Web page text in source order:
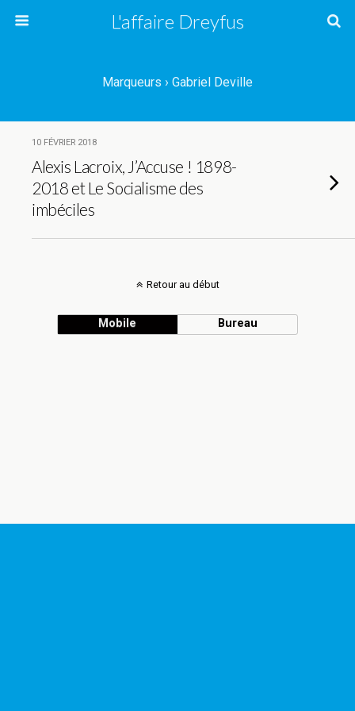
L'affaire Dreyfus
Marqueurs › Gabriel Deville
10 FÉVRIER 2018
Alexis Lacroix, J’Accuse ! 1898-
2018 et Le Socialisme des
imbéciles
Retour au début
Mobile Bureau